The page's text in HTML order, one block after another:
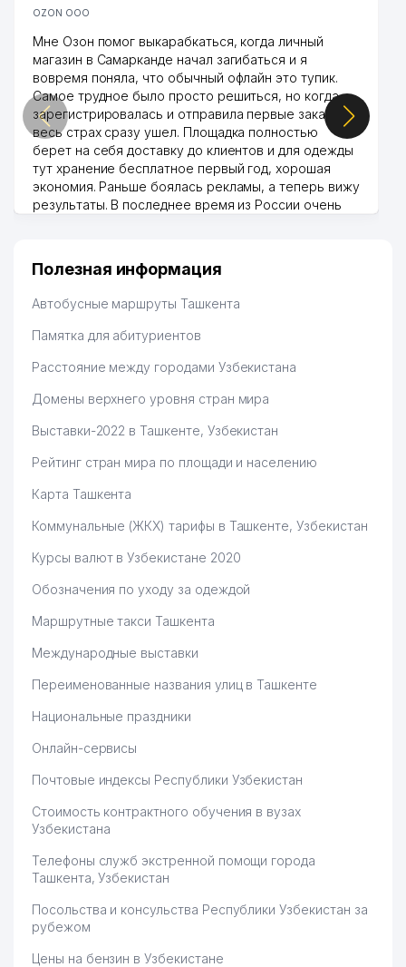
OZON ООО
Мне Озон помог выкарабкаться, когда личный
магазин в Самарканде начал загибаться и я
вовремя поняла, что обычный офлайн это тупик.
Самое трудное было просто решиться, но когда
зарегистрировалась и отправила первые заказы,
весь страх сразу ушел. Площадка полностью
берет на себя доставку до клиентов и для одежды
тут хранение бесплатное первый год, хорошая
экономия. Раньше боялась рекламы, а теперь вижу
результаты. В последнее время из России очень
Hamida 03.08.2026 12:45:39
Полезная информация
Автобусные маршруты Ташкента
Памятка для абитуриентов
Расстояние между городами Узбекистана
Домены верхнего уровня стран мира
Выставки-2022 в Ташкенте, Узбекистан
Рейтинг стран мира по площади и населению
Карта Ташкента
Коммунальные (ЖКХ) тарифы в Ташкенте, Узбекистан
Курсы валют в Узбекистане 2020
Обозначения по уходу за одеждой
Маршрутные такси Ташкента
Международные выставки
Переименованные названия улиц в Ташкенте
Национальные праздники
Онлайн-сервисы
Почтовые индексы Республики Узбекистан
Стоимость контрактного обучения в вузах
Узбекистана
Телефоны служб экстренной помощи города
Ташкента, Узбекистан
Посольства и консульства Республики Узбекистан за
рубежом
Цены на бензин в Узбекистане